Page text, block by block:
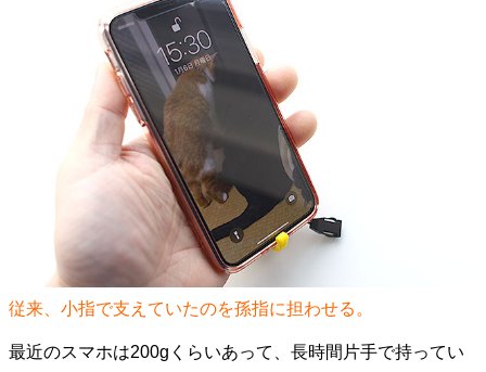
従来、小指で支えていたのを孫指に担わせる。
最近のスマホは200gくらいあって、長時間片手で持ってい